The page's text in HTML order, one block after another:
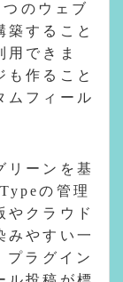
のウェブ
築すること
用できま
も作ること
ムフィール
リーンを基
の管理
やクラウド
みやすい一
プラグイン